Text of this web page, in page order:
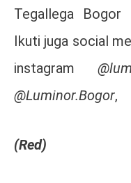
Tegallega Bogor
Ikuti juga social
instagram
@Luminor.Bogor,
(Red)